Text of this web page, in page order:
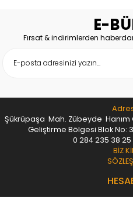
E-
Fırsat & indirimlerden
Şükrüpaşa Mah. Zübeyde Hanım
Geliştirme Bölgesi Blok No:
0 284 235 38 25
BİZ